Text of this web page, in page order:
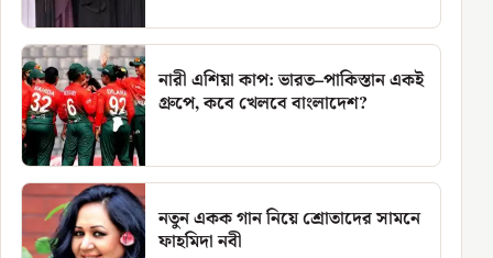
নারী এশিয়া কাপ: ভারত–পাকিস্তান একই
গ্রুপে, কবে খেলবে বাংলাদেশ?
নতুন একক গান নিয়ে শ্রোতাদের সামনে
ফাহমিদা নবী